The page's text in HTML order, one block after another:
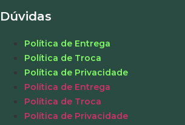
Dúvidas
Política de Entrega
Política de Troca
Política de Privacidade
Política de Entrega
Política de Troca
Política de Privacidade